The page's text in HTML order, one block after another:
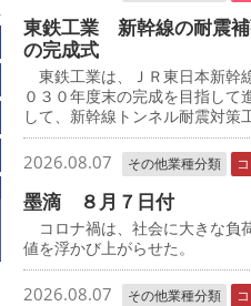
東鉄工業 新幹線の耐震
の完成式
東鉄工業は、ＪＲ東日本新幹
０３０年度末の完成を目指して
して、新幹線トンネル耐震対策
2026.08.07 その他業種分類
墨滴 ８月７日付
コロナ禍は、社会に大きな負
値を浮かび上がらせた。
2026.08.07 その他業種分類